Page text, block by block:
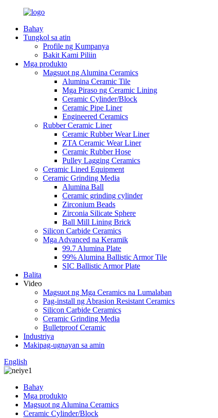
Bahay
Tungkol sa atin
Profile ng Kumpanya
Bakit Kami Piliin
Mga produkto
Magsuot ng Alumina Ceramics
Alumina Ceramic Tile
Mga Piraso ng Ceramic Lining
Ceramic Cylinder/Block
Ceramic Pipe Liner
Engineered Ceramics
Rubber Ceramic Liner
Ceramic Rubber Wear Liner
ZTA Ceramic Wear Liner
Ceramic Rubber Hose
Pulley Lagging Ceramics
Ceramic Lined Equipment
Ceramic Grinding Media
Alumina Ball
Ceramic grinding cylinder
Zirconium Beads
Zirconia Silicate Sphere
Ball Mill Lining Brick
Silicon Carbide Ceramics
Mga Advanced na Keramik
99.7 Alumina Plate
99% Alumina Ballistic Armor Tile
SIC Ballistic Armor Plate
Balita
Video
Magsuot ng Mga Ceramics na Lumalaban
Pag-install ng Abrasion Resistant Ceramics
Silicon Carbide Ceramics
Ceramic Grinding Media
Bulletproof Ceramic
Industriya
Makipag-ugnayan sa amin
English
Bahay
Mga produkto
Magsuot ng Alumina Ceramics
Ceramic Cylinder/Block